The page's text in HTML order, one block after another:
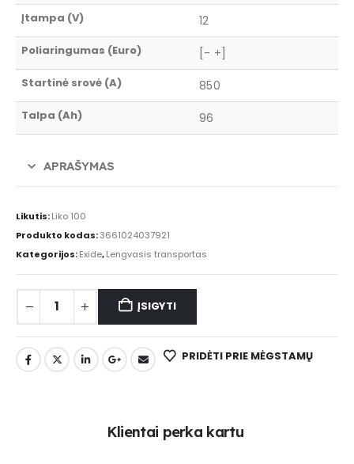
Įtampa (V) 12
Poliaringumas (Euro) [- +]
Startinė srovė (A) 850
Talpa (Ah) 96
APRAŠYMAS
Likutis:Liko 100
Produkto kodas:3661024037921
Kategorijos:Exide,Lengvasis transportas
ĮSIGYTI
PRIDĖTI PRIE MĖGSTAMŲ
Klientai perka kartu